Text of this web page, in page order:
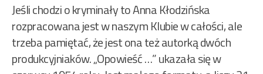
Jeśli chodzi o kryminały to Anna Kłodzińska
rozpracowana jest w naszym Klubie w całości, ale
trzeba pamiętać, że jest ona też autorką dwóch
produkcyjniaków.„Opowieść …” ukazała się w